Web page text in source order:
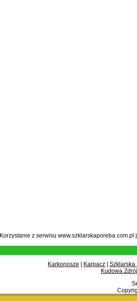
Korzystanie z serwisu
Karkonosze Karpacz
Szklarska
Kudowa